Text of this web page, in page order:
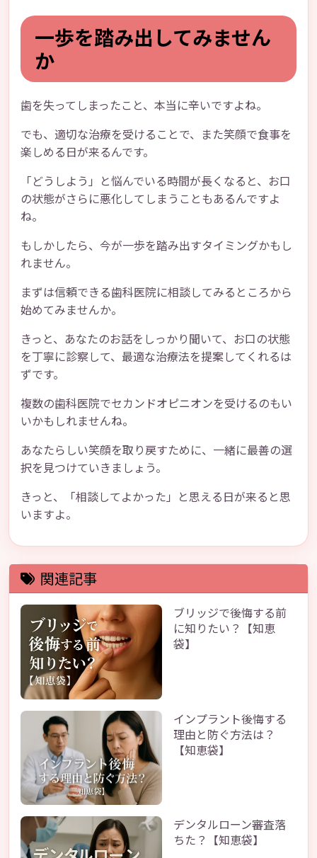
一歩を踏み出してみません
か
歯を失ってしまったこと、本当に辛いですよね。
でも、適切な治療を受けることで、また笑顔で食事を
楽しめる日が来るんです。
「どうしよう」と悩んでいる時間が長くなると、お口
の状態がさらに悪化してしまうこともあるんですよ
ね。
もしかしたら、今が一歩を踏み出すタイミングかもし
れません。
まずは信頼できる歯科医院に相談してみるところから
始めてみませんか。
きっと、あなたのお話をしっかり聞いて、お口の状態
を丁寧に診察して、最適な治療法を提案してくれるは
ずです。
複数の歯科医院でセカンドオピニオンを受けるのもい
いかもしれませんね。
あなたらしい笑顔を取り戻すために、一緒に最善の選
択を見つけていきましょう。
きっと、「相談してよかった」と思える日が来ると思
いますよ。
関連記事
ブリッジで後悔する前
に知りたい？【知恵
袋】
インプラント後悔する
理由と防ぐ方法は？
【知恵袋】
デンタルローン審査落
ちた？【知恵袋】